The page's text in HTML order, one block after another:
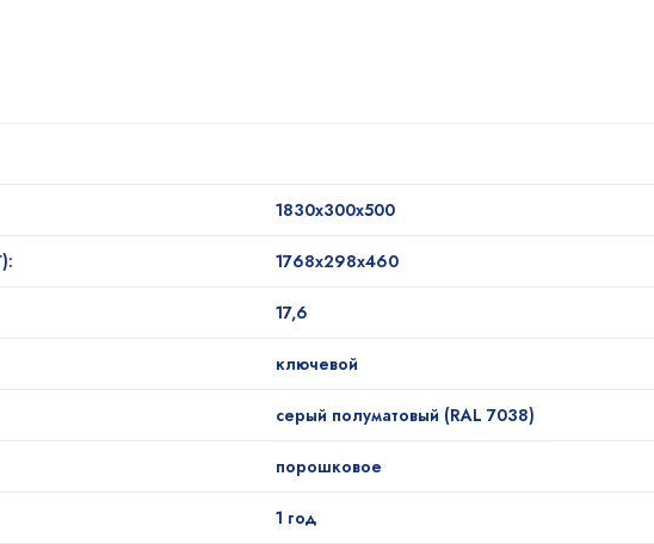
1830x300x500
1768x298x460
17,6
ключевой
серый полуматовый (RAL 7038)
порошковое
1 год